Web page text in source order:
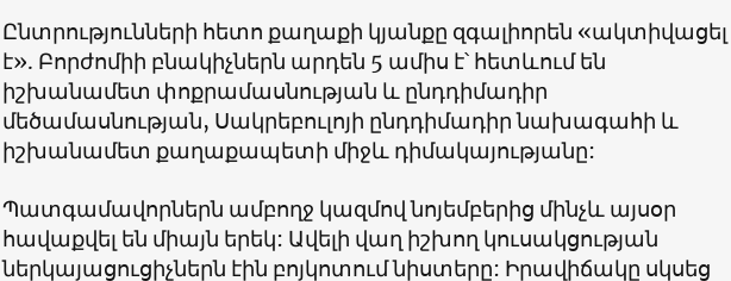
Ընտրությունների հետո քաղաքի կյանքը զգալիորեն «ակտիվացել
է». Բորժոմիի բնակիչներն արդեն 5 ամիս է՝ հետևում են
իշխանամետ փոքրամասնության և ընդդիմադիր
մեծամասնության, Սակրեբուլոյի ընդդիմադիր նախագահի և
իշխանամետ քաղաքապետի միջև դիմակայությանը:
Պատգամավորներն ամբողջ կազմով նոյեմբերից մինչև այսօր
հավաքվել են միայն երեկ: Ավելի վաղ իշխող կուսակցության
ներկայացուցիչներն էին բոյկոտում նիստերը: Իրավիճակը սկսեց